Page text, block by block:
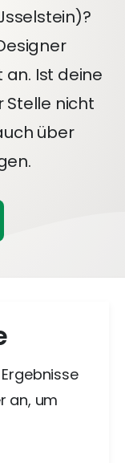
Ist deine
Stelle nicht
über
an, um